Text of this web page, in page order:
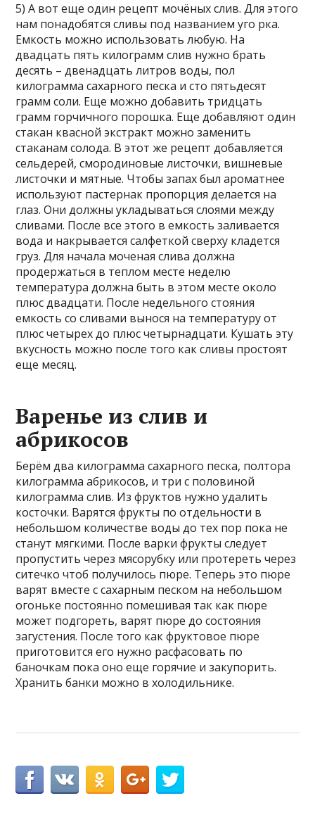
5) А вот еще один рецепт мочёных слив. Для этого
нам понадобятся сливы под названием уго рка.
Емкость можно использовать любую. На
двадцать пять килограмм слив нужно брать
десять – двенадцать литров воды, пол
килограмма сахарного песка и сто пятьдесят
грамм соли. Еще можно добавить тридцать
грамм горчичного порошка. Еще добавляют один
стакан квасной экстракт можно заменить
стаканам солода. В этот же рецепт добавляется
сельдерей, смородиновые листочки, вишневые
листочки и мятные. Чтобы запах был ароматнее
используют пастернак пропорция делается на
глаз. Они должны укладываться слоями между
сливами. После все этого в емкость заливается
вода и накрывается салфеткой сверху кладется
груз. Для начала моченая слива должна
продержаться в теплом месте неделю
температура должна быть в этом месте около
плюс двадцати. После недельного стояния
емкость со сливами вынося на температуру от
плюс четырех до плюс четырнадцати. Кушать эту
вкусность можно после того как сливы простоят
еще месяц.
Варенье из слив и
абрикосов
Берём два килограмма сахарного песка, полтора
килограмма абрикосов, и три с половиной
килограмма слив. Из фруктов нужно удалить
косточки. Варятся фрукты по отдельности в
небольшом количестве воды до тех пор пока не
станут мягкими. После варки фрукты следует
пропустить через мясорубку или протереть через
ситечко чтоб получилось пюре. Теперь это пюре
варят вместе с сахарным песком на небольшом
огоньке постоянно помешивая так как пюре
может подгореть, варят пюре до состояния
загустения. После того как фруктовое пюре
приготовится его нужно расфасовать по
баночкам пока оно еще горячие и закупорить.
Хранить банки можно в холодильнике.